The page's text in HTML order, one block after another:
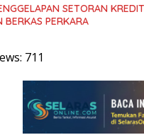
SETORAN
BERKAS PERKARA
711